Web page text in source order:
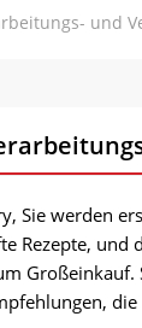
und
Sie werden
Rezepte, und